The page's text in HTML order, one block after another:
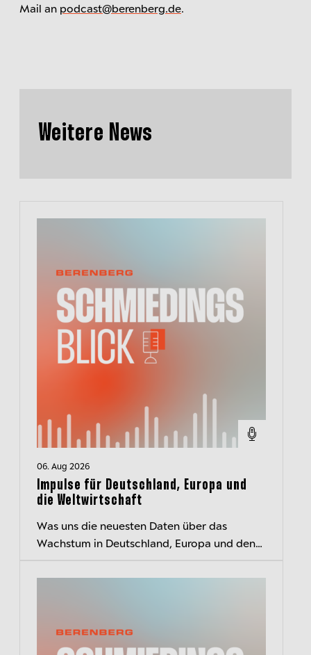
Mail an podcast@berenberg.de.
Weitere News
06. Aug 2026
Impulse für Deutschland, Europa und
die Weltwirtschaft
Was uns die neuesten Daten über das
Wachstum in Deutschland, Europa und den